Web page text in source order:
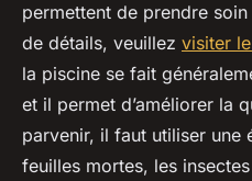
permettent de prendre
de détails, veuillez visiter
la piscine se fait
et il permet d’améliorer la
parvenir, il faut utiliser une
feuilles mortes, les